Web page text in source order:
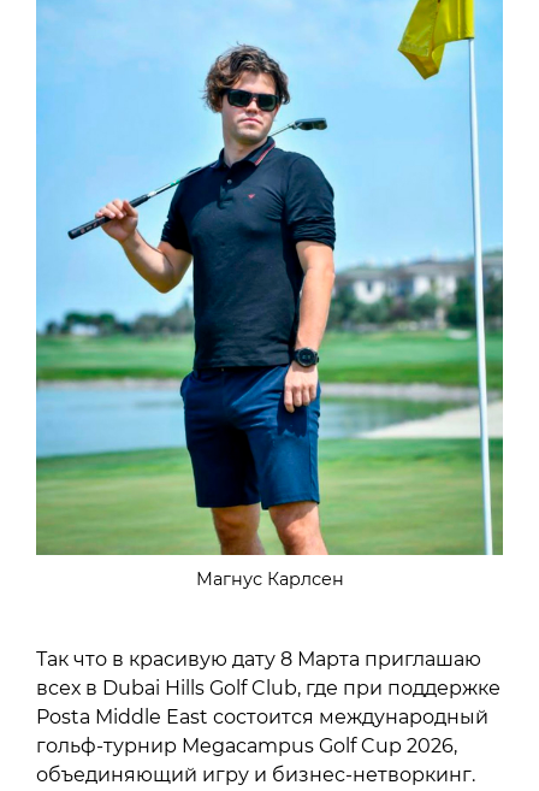
Магнус Карлсен
Так что в красивую дату 8 Марта приглашаю
всех в Dubai Hills Golf Club, где при поддержке
Posta Middle East состоится международный
гольф-турнир Megacampus Golf Cup 2026,
объединяющий игру и бизнес-нетворкинг.